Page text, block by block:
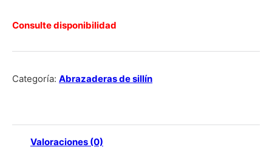
Consulte disponibilidad
Categoría: Abrazaderas de sillín
Valoraciones (0)